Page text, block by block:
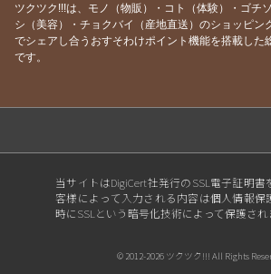
2026/06/07 【焼鳥居酒屋はなぶさ あと
2026/06/04 【焼鳥居酒屋はなぶさ 11周
【焼鳥居酒屋 はなぶさ 6月
2026/05/02【焼鳥居酒屋はなぶさ 5月
2026/04/27【残り3日！！】
【13日14日15日】
ツクツク!!!は、モノ（物販）・コト（体験）・ゴチ
シ（美容）・チョクバイ（産地直送）のショッピン
でシェアし合うおすそわけポイント機能を搭載した
です。
当サイトはDigiCert社発行のSSL電子証明
客様によって入力される内容は個人情報保
時にSSLという暗号化技術によって保護され
© 2012-2026 ツクツク!!! All Rights